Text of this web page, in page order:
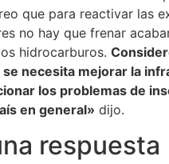
que para reactivar las
no hay que frenar
hidrocarburos.
se necesita mejorar la
los problemas de
en general» dijo.
respuesta